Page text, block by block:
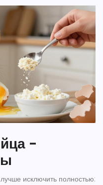
-
исключить полностью: